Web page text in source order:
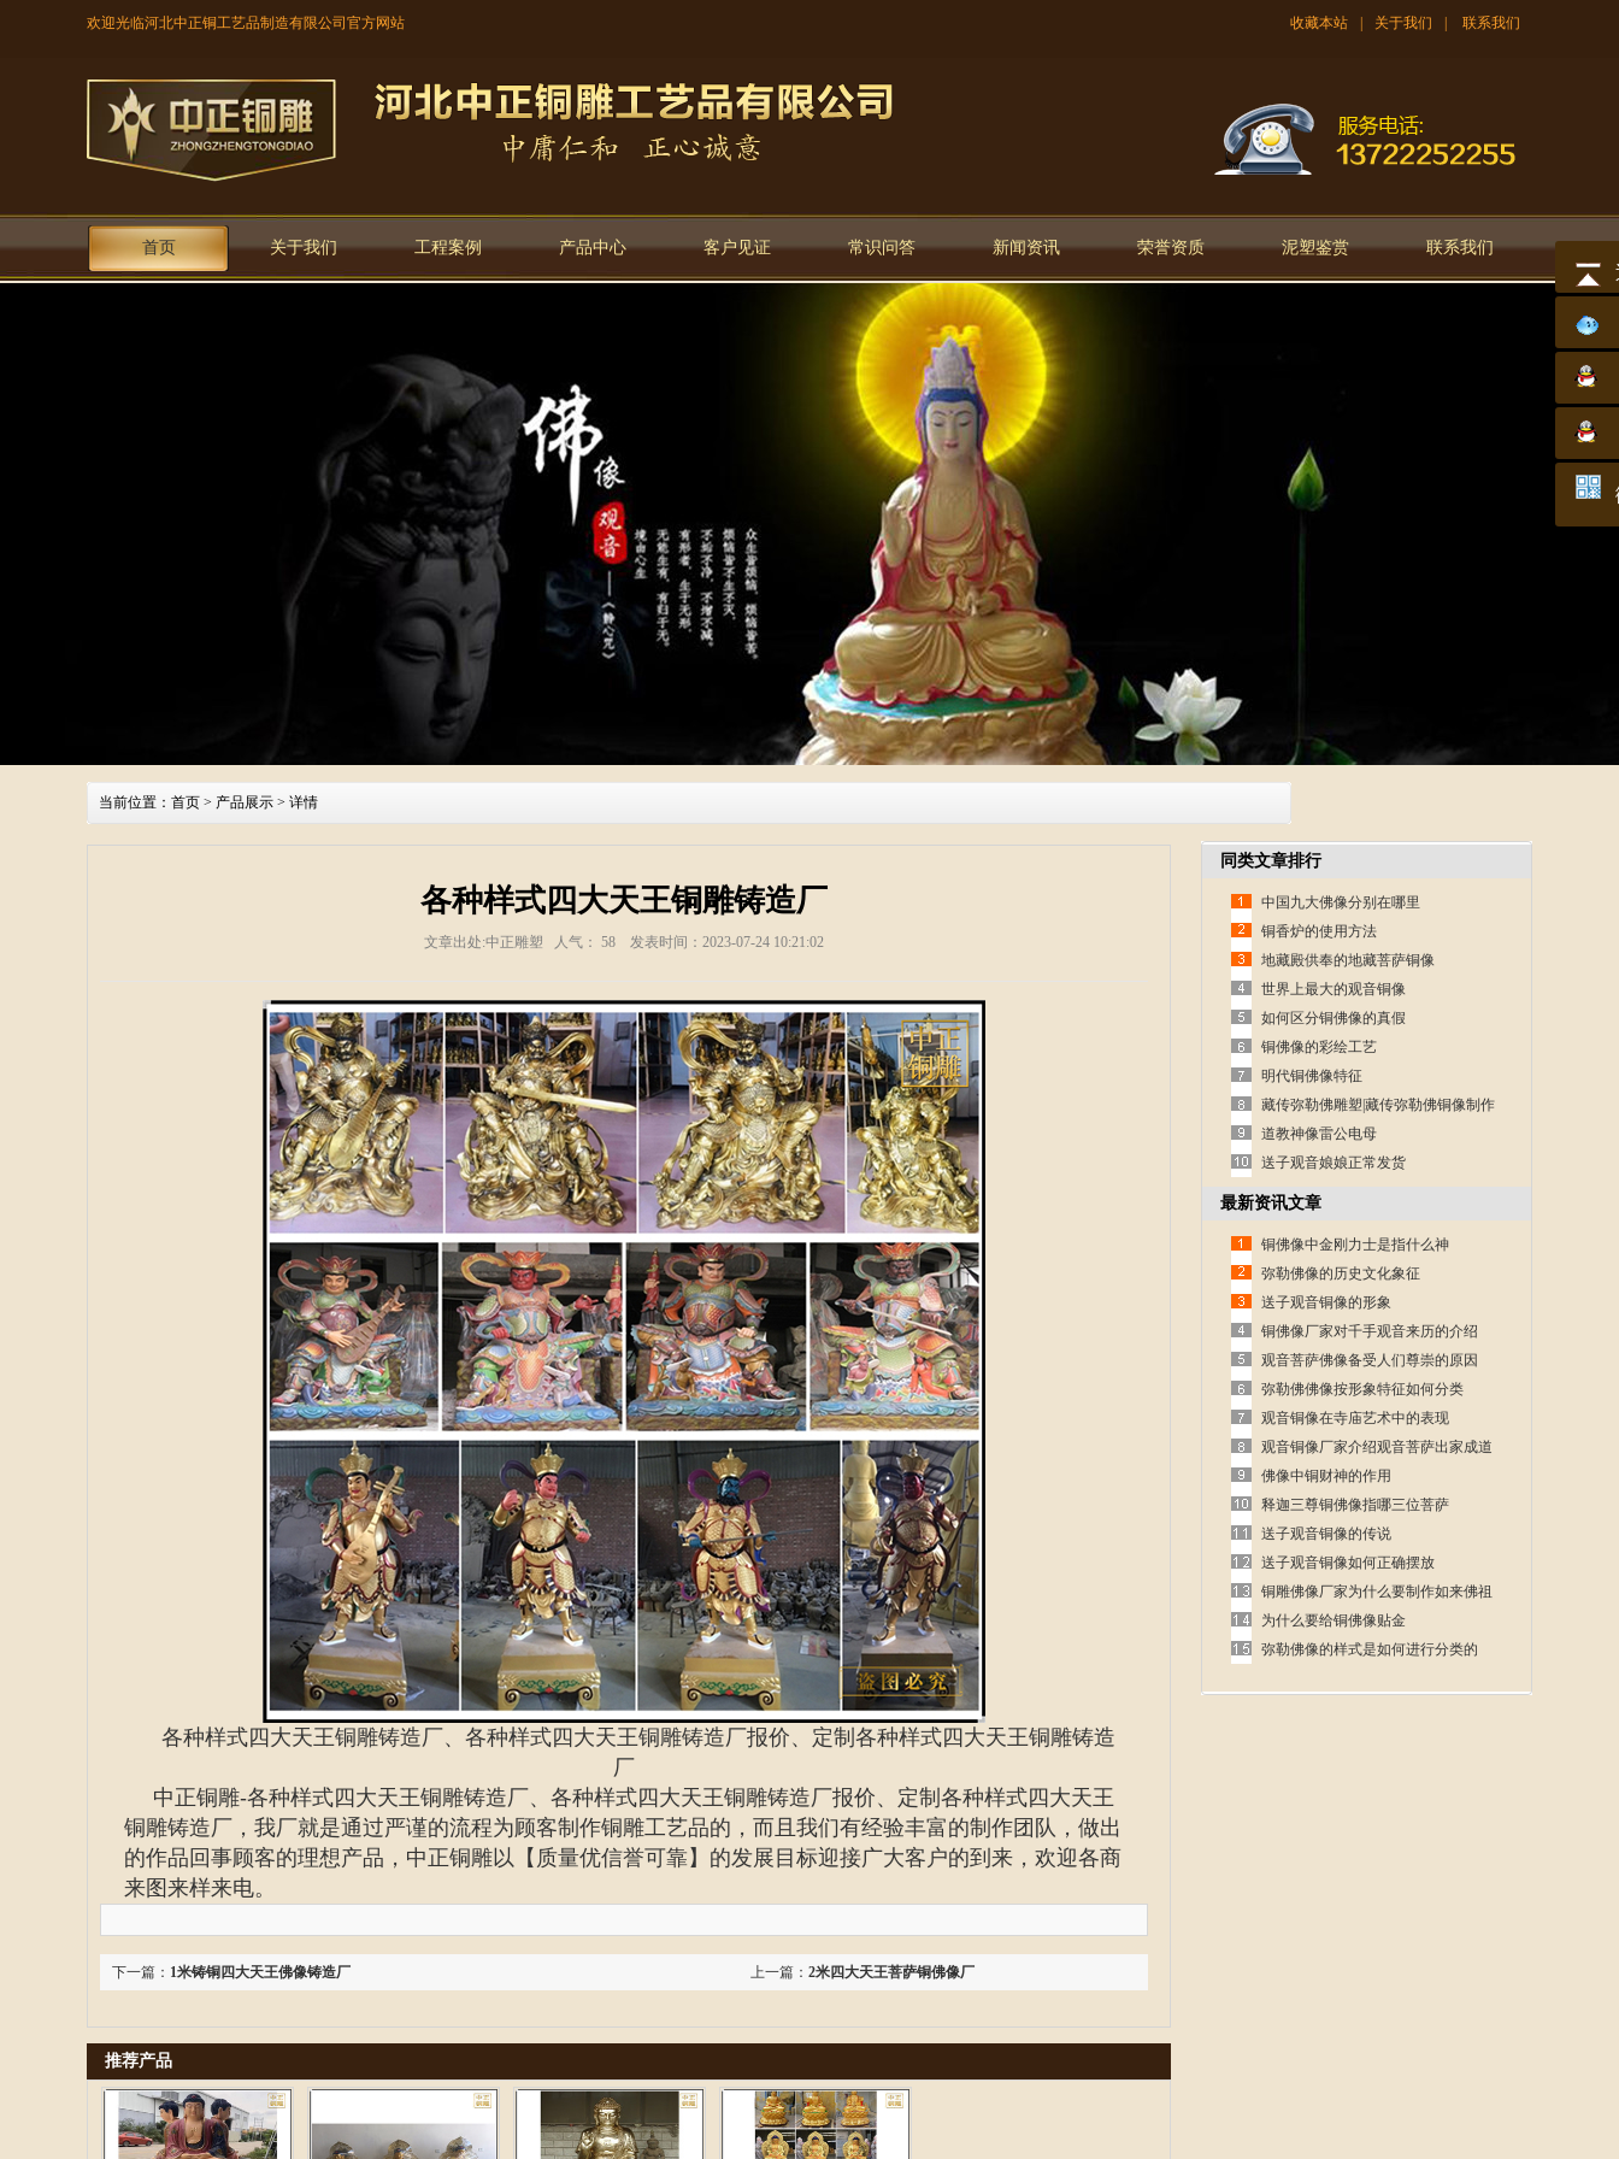
欢迎光临河北中正铜工艺品制造有限公司官方网站 收藏本站 关于我们 联系我们
首页 关于我们 工程案例 产品中心 客户见证 常识问答 新闻资讯 荣誉资质 泥塑鉴赏 联系我们
当前位置： 首页 > 产品展示 > 详情
各种样式四大天王铜雕铸造厂
文章出处:中正雕塑 人气： 58 发表时间：2023-07-24 10:21:02
各种样式四大天王铜雕铸造厂、各种样式四大天王铜雕铸造厂报价、定制各种样式四大天王铜雕铸造
厂
中正铜雕-各种样式四大天王铜雕铸造厂、 各种样式四大天王铜雕铸造厂报价、定制 各种样式四大天王
铜雕铸造厂 ，我厂就是通过严谨的流程为顾客制作铜雕工艺品的，而且我们有经验丰富的制作团队，做出
的作品回事顾客的理想产品，中正铜雕以【质量优信誉可靠】的发展目标迎接广大客户的到来，欢迎各商
来图来样来电。
上一篇： 2米四大天王菩萨铜佛像厂
下一篇： 1米铸铜四大天王佛像铸造厂
推荐产品
同类文章排行
中国九大佛像分别在哪里
铜香炉的使用方法
地藏殿供奉的地藏菩萨铜像
世界上最大的观音铜像
如何区分铜佛像的真假
铜佛像的彩绘工艺
明代铜佛像特征
藏传弥勒佛雕塑|藏传弥勒佛铜像制作
道教神像雷公电母
送子观音娘娘正常发货
最新资讯文章
铜佛像中金刚力士是指什么神
弥勒佛像的历史文化象征
送子观音铜像的形象
铜佛像厂家对千手观音来历的介绍
观音菩萨佛像备受人们尊崇的原因
弥勒佛佛像按形象特征如何分类
观音铜像在寺庙艺术中的表现
观音铜像厂家介绍观音菩萨出家成道
的故事
佛像中铜财神的作用
释迦三尊铜佛像指哪三位菩萨
送子观音铜像的传说
送子观音铜像如何正确摆放
铜雕佛像厂家为什么要制作如来佛祖
呢
为什么要给铜佛像贴金
弥勒佛像的样式是如何进行分类的